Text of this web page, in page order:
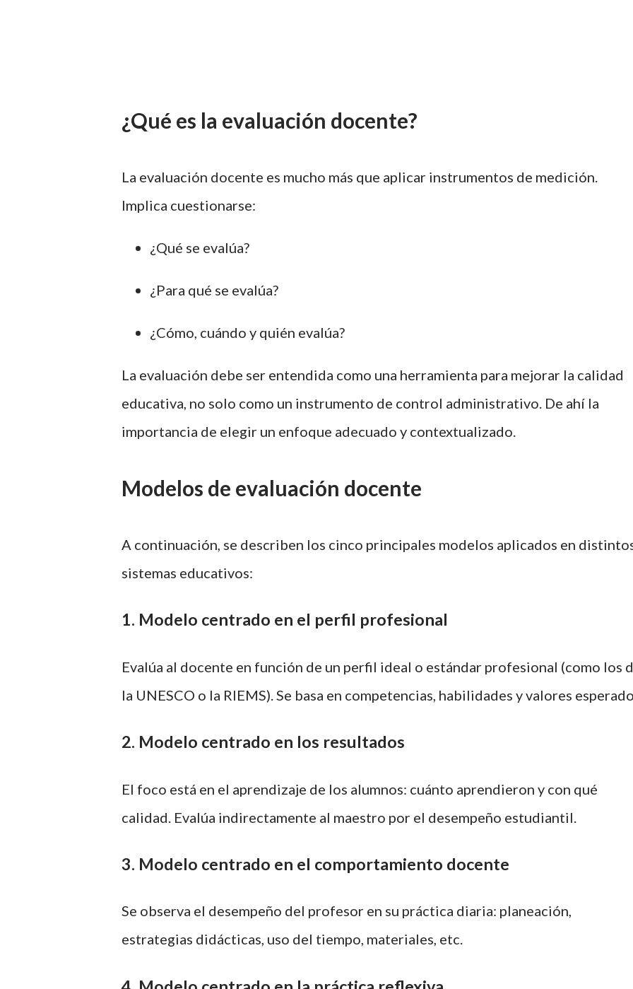
¿Qué es la evaluación docente?
La evaluación docente es mucho más que aplicar instrumentos de medición.
Implica cuestionarse:
¿Qué se evalúa?
¿Para qué se evalúa?
¿Cómo, cuándo y quién evalúa?
La evaluación debe ser entendida como una herramienta para mejorar la calidad
educativa, no solo como un instrumento de control administrativo. De ahí la
importancia de elegir un enfoque adecuado y contextualizado.
Modelos de evaluación docente
A continuación, se describen los cinco principales modelos aplicados en
sistemas educativos:
1. Modelo centrado en el perfil profesional
Evalúa al docente en función de un perfil ideal o estándar profesional (como los
la UNESCO o la RIEMS). Se basa en competencias, habilidades y valores
2. Modelo centrado en los resultados
El foco está en el aprendizaje de los alumnos: cuánto aprendieron y con qué
calidad. Evalúa indirectamente al maestro por el desempeño estudiantil.
3. Modelo centrado en el comportamiento docente
Se observa el desempeño del profesor en su práctica diaria: planeación,
estrategias didácticas, uso del tiempo, materiales, etc.